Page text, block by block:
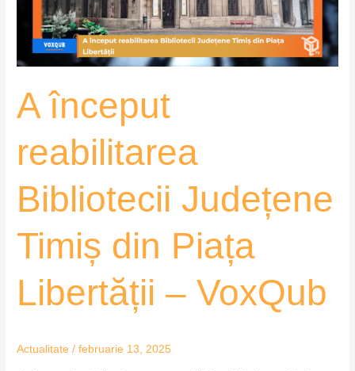
A început
reabilitarea
Bibliotecii Județene
Timiș din Piața
Libertății – VoxQub
Actualitate /februarie 13, 2025
Piața
Libertății
VoxQub